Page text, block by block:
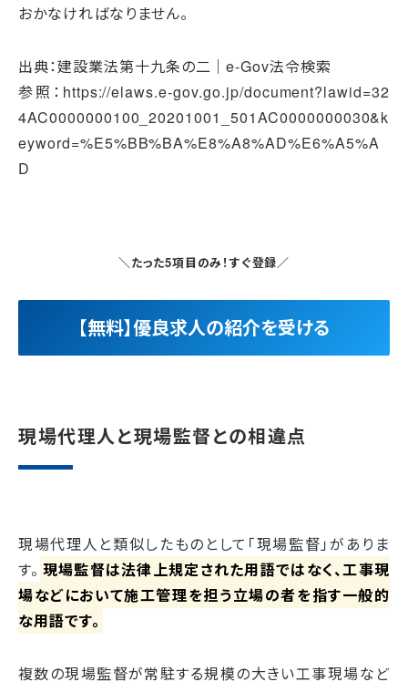
おかなければなりません。
出典：建設業法第十九条の二｜e-Gov法令検索
参照：https://elaws.e-gov.go.jp/document?lawid=32
4AC0000000100_20201001_501AC0000000030&k
eyword=%E5%BB%BA%E8%A8%AD%E6%A5%A
D
＼たった5項目のみ！すぐ登録／
【無料】優良求人の紹介を受ける
現場代理人と現場監督との相違点
現場代理人と類似したものとして「現場監督」がありま
す。 現場監督は法律上規定された用語ではなく、工事現
場などにおいて施工管理を担う立場の者を指す一般的
な用語です。
複数の現場監督が常駐する規模の大きい工事現場など